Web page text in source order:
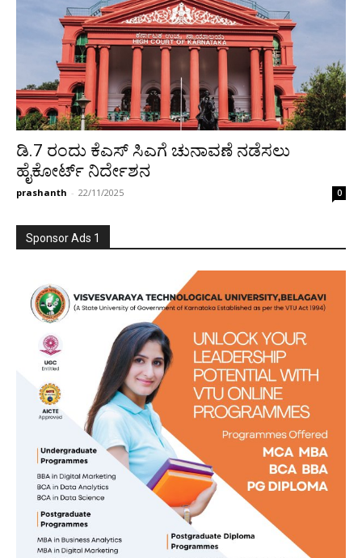
ಡಿ.7 ರಂದು ಕೆಎಸ್ ಸಿಎಗೆ ಚುನಾವಣೆ ನಡೆಸಲು
ಹೈಕೋರ್ಟ್ ನಿರ್ದೇಶನ
prashanth - 22/11/2025 0
Sponsor Ads 1